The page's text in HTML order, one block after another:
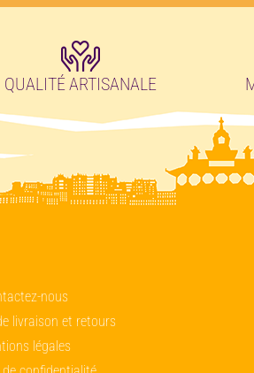
QUALITÉ ARTISANALE
nous
livraison et retours
légales